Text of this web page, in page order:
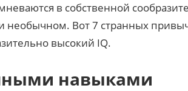
в собственной
необычном. Вот 7 странных
высокий IQ.
навыками